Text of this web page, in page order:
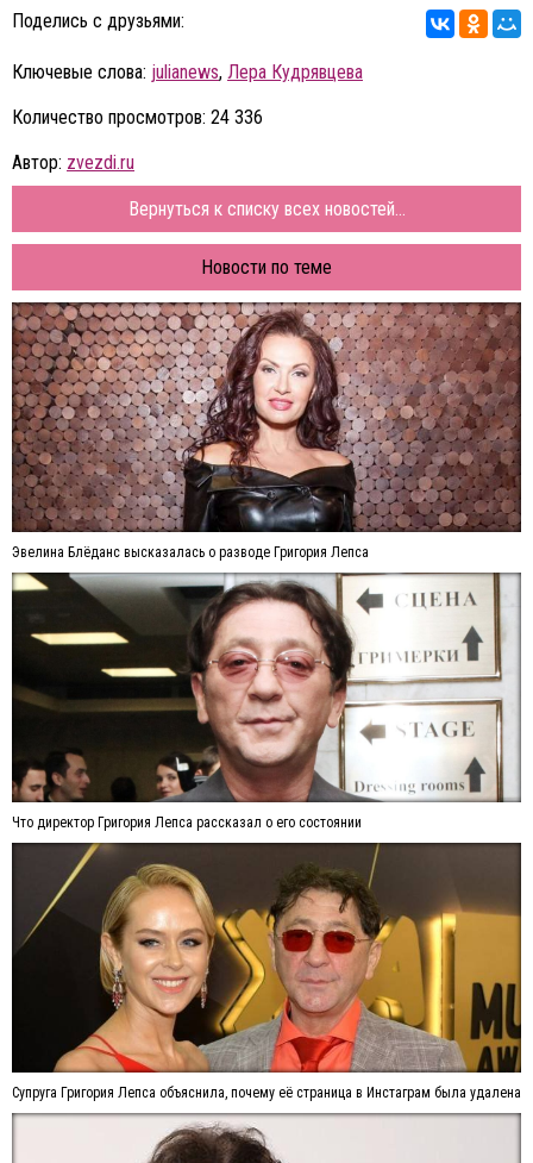
Поделись с друзьями:
Ключевые слова: julianews, Лера Кудрявцева
Количество просмотров: 24 336
Автор: zvezdi.ru
Вернуться к списку всех новостей...
Новости по теме
Эвелина Блёданс высказалась о разводе Григория Лепса
Что директор Григория Лепса рассказал о его состоянии
Супруга Григория Лепса объяснила, почему её страница в Инстаграм была удалена